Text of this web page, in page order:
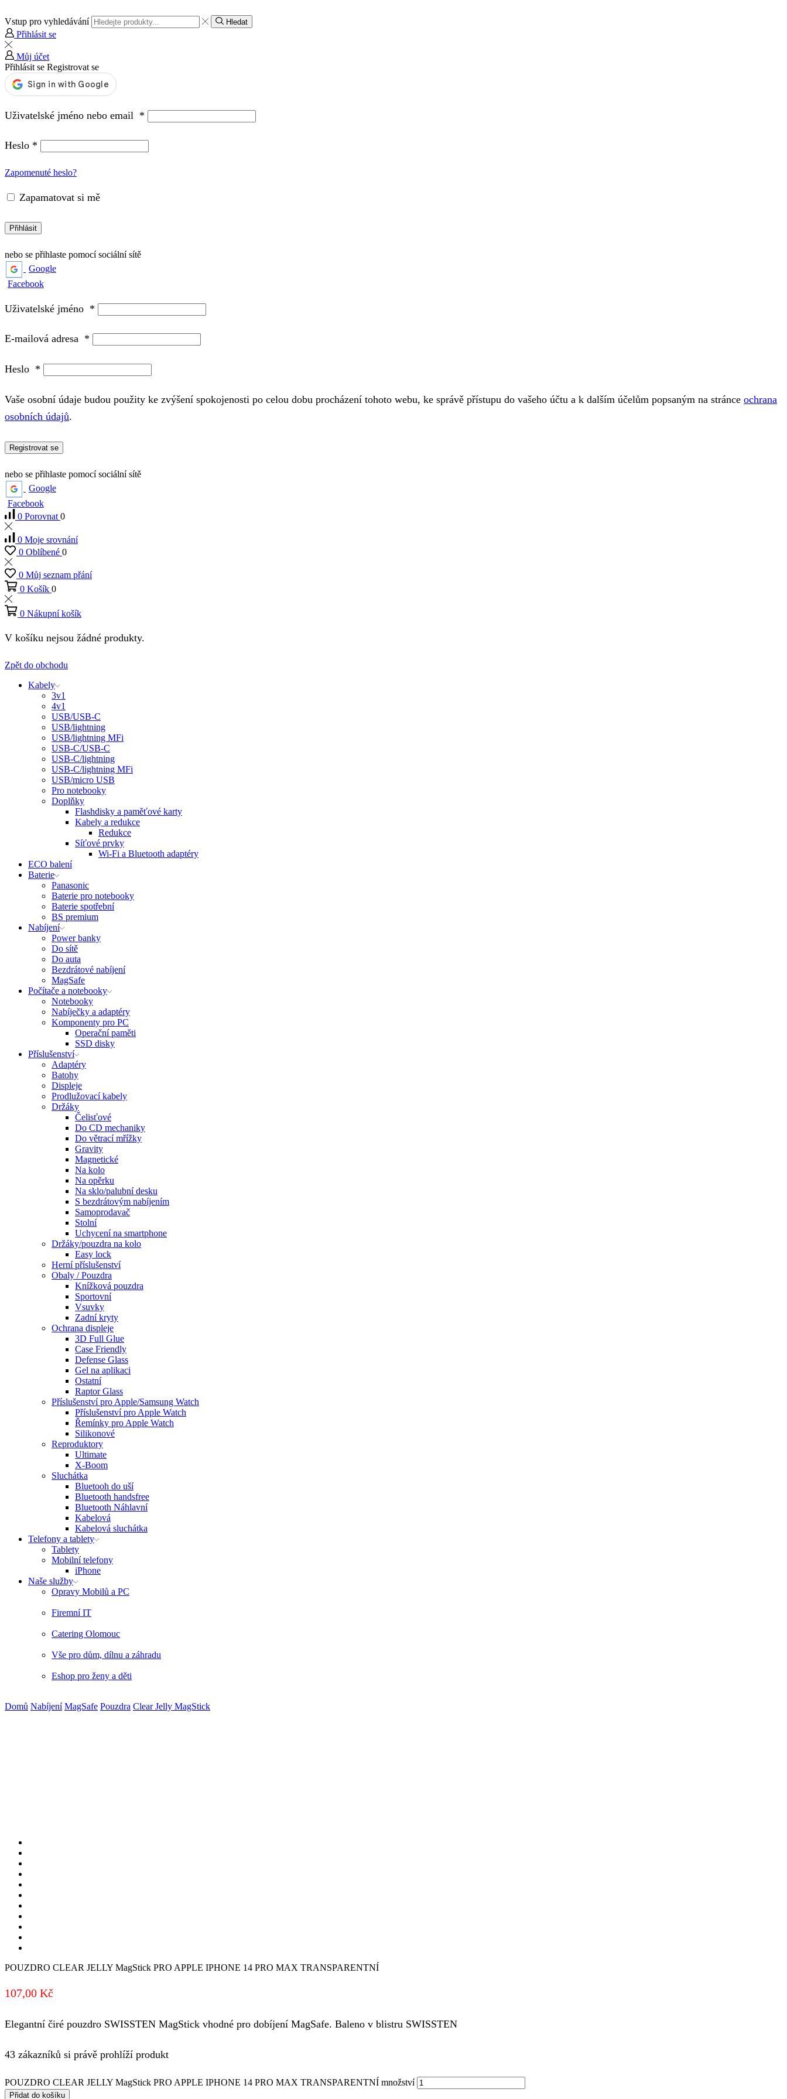
Vstup pro vyhledávání Hledat
Přihlásit se
Můj účet
Přihlásit se Registrovat se
Uživatelské jméno nebo email *
Heslo *
Zapomenuté heslo?
Zapamatovat si mě
Přihlásit
nebo se přihlaste pomocí sociální sítě
Google
Facebook
Uživatelské jméno *
E-mailová adresa *
Heslo *
Vaše osobní údaje budou použity ke zvýšení spokojenosti po celou dobu procházení tohoto webu, ke správě přístupu do vašeho účtu a k dalším účelům popsaným na stránce ochrana
osobních údajů.
Registrovat se
nebo se přihlaste pomocí sociální sítě
Google
Facebook
0 Porovnat 0
0 Moje srovnání
0 Oblíbené 0
0 Můj seznam přání
0 Košík 0
0 Nákupní košík
V košíku nejsou žádné produkty.
Zpět do obchodu
Kabely
3v1
4v1
USB/USB-C
USB/lightning
USB/lightning MFi
USB-C/USB-C
USB-C/lightning
USB-C/lightning MFi
USB/micro USB
Pro notebooky
Doplňky
Flashdisky a paměťové karty
Kabely a redukce
Redukce
Síťové prvky
Wi-Fi a Bluetooth adaptéry
ECO balení
Baterie
Panasonic
Baterie pro notebooky
Baterie spotřební
BS premium
Nabíjení
Power banky
Do sítě
Do auta
Bezdrátové nabíjení
MagSafe
Počítače a notebooky
Notebooky
Nabíječky a adaptéry
Komponenty pro PC
Operační paměti
SSD disky
Příslušenství
Adaptéry
Batohy
Displeje
Prodlužovací kabely
Držáky
Čelisťové
Do CD mechaniky
Do větrací mřížky
Gravity
Magnetické
Na kolo
Na opěrku
Na sklo/palubní desku
S bezdrátovým nabíjením
Samoprodavač
Stolní
Uchycení na smartphone
Držáky/pouzdra na kolo
Easy lock
Herní příslušenství
Obaly / Pouzdra
Knížková pouzdra
Sportovní
Vsuvky
Zadní kryty
Ochrana displeje
3D Full Glue
Case Friendly
Defense Glass
Gel na aplikaci
Ostatní
Raptor Glass
Příslušenství pro Apple/Samsung Watch
Příslušenství pro Apple Watch
Řemínky pro Apple Watch
Silikonové
Reproduktory
Ultimate
X-Boom
Sluchátka
Bluetooh do uší
Bluetooth handsfree
Bluetooth Náhlavní
Kabelová
Kabelová sluchátka
Telefony a tablety
Tablety
Mobilní telefony
iPhone
Naše služby
Opravy Mobilů a PC
Firemní IT
Catering Olomouc
Vše pro dům, dílnu a záhradu
Eshop pro ženy a děti
Domů Nabíjení MagSafe Pouzdra Clear Jelly MagStick
POUZDRO CLEAR JELLY MagStick PRO APPLE IPHONE 14 PRO MAX TRANSPARENTNÍ
107,00 Kč
Elegantní čiré pouzdro SWISSTEN MagStick vhodné pro dobíjení MagSafe. Baleno v blistru SWISSTEN
43 zákazníků si právě prohlíží produkt
POUZDRO CLEAR JELLY MagStick PRO APPLE IPHONE 14 PRO MAX TRANSPARENTNÍ množství
Přidat do košíku